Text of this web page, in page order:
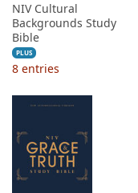
NIV Cultural
Backgrounds Study
Bible
PLUS
8 entries